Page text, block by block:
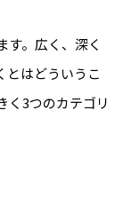
す。広く、深く
とはどういうこ
く3つのカテゴリ